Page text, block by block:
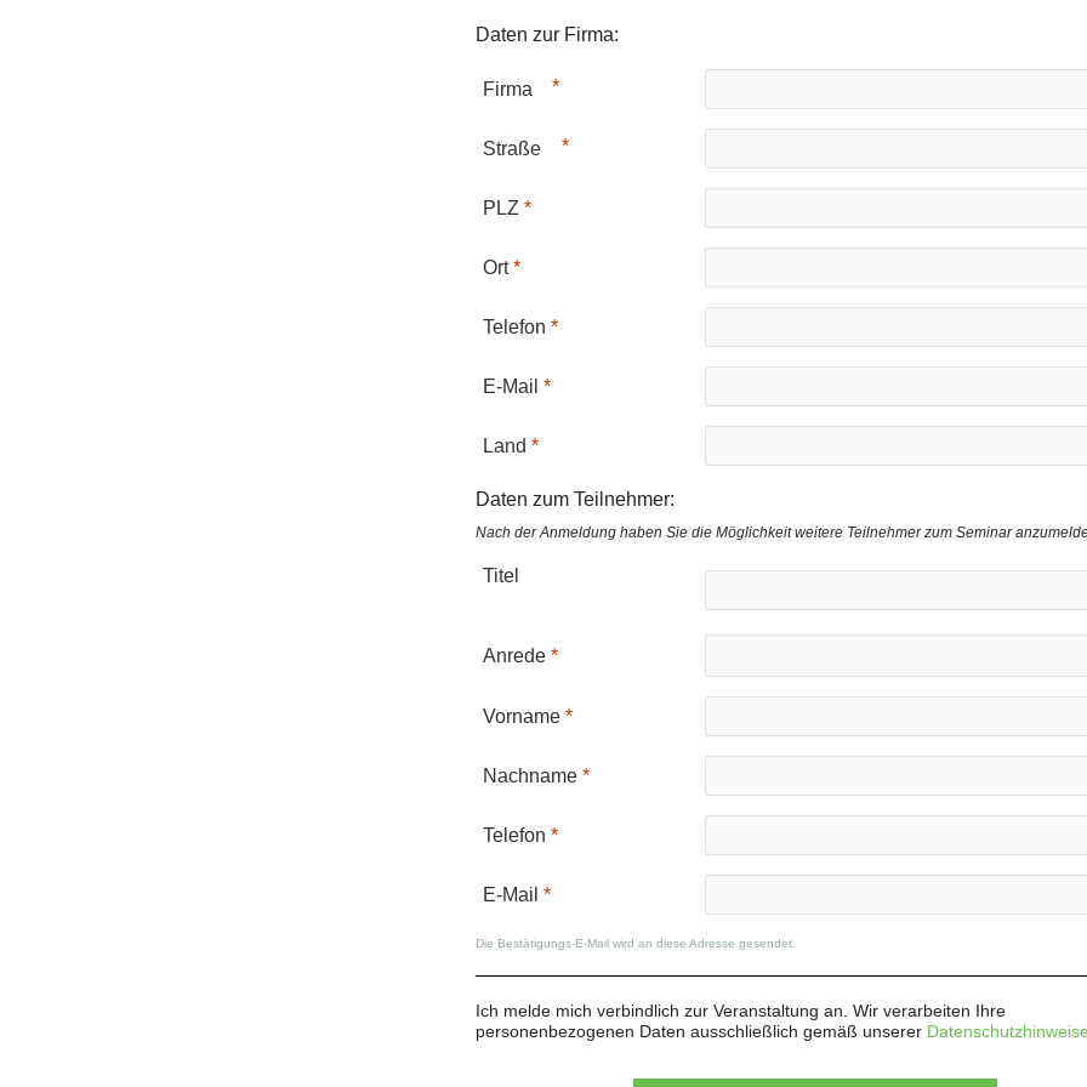
Daten zur Firma:
Firma
Straße
PLZ
Ort
Telefon
E-Mail
Land
Daten zum Teilnehmer:
Nach der Anmeldung haben Sie die Möglichkeit weitere Teilnehmer zum Seminar
Titel
Anrede
Vorname
Nachname
Telefon
E-Mail
Die Bestätigungs-E-Mail wird an diese Adresse gesendet.
Ich melde mich verbindlich zur Veranstaltung an. Wir verarbeiten Ihre
personenbezogenen Daten ausschließlich gemäß unserer